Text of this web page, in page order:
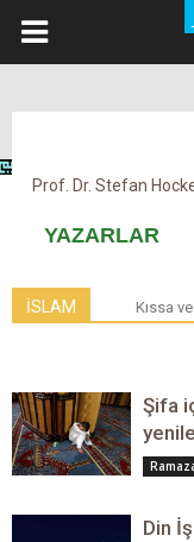
Prof. Dr. Stefan
YAZARLAR
İSLAM Kıssa
Şifa
Din